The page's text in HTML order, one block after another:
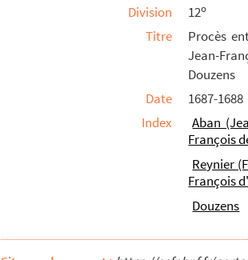
Division 12o
Titre
Procès
Jean-
Douzens
Date
1687-1688
Index
Aban
François
Reynier
François
Douzens